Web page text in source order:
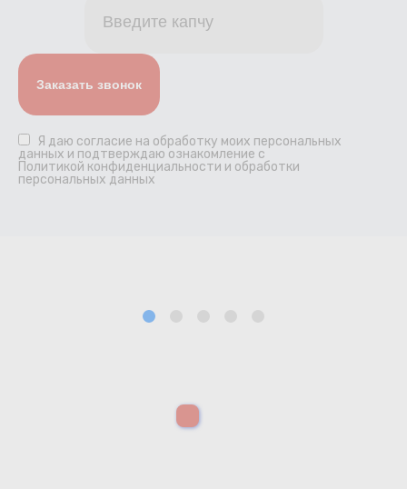
Я даю согласие на обработку моих персональных
данных и подтверждаю ознакомление с
Политикой конфиденциальности и обработки
персональных данных